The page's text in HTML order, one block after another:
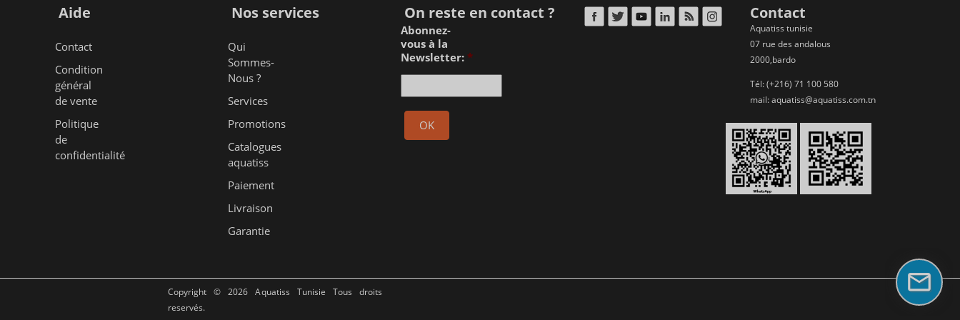
Aide
Contact
Condition
général
de vente
Politique
de
confidentialité
Nos services
Qui
Sommes-
Nous ?
Services
Promotions
Catalogues
aquatiss
Paiement
Livraison
Garantie
On reste en contact ?
Abonnez-
vous à la
Newsletter: *
Contact
Aquatiss tunisie
07 rue des andalous
2000,bardo
Tél: (+216) 71 100 580
mail:aquatiss@aquatiss.com.tn
Copyright © 2026 Aquatiss Tunisie Tous droits
reservés.